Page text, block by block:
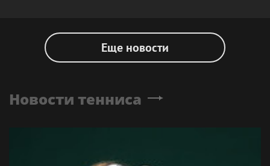
Еще новости
Новости тенниса